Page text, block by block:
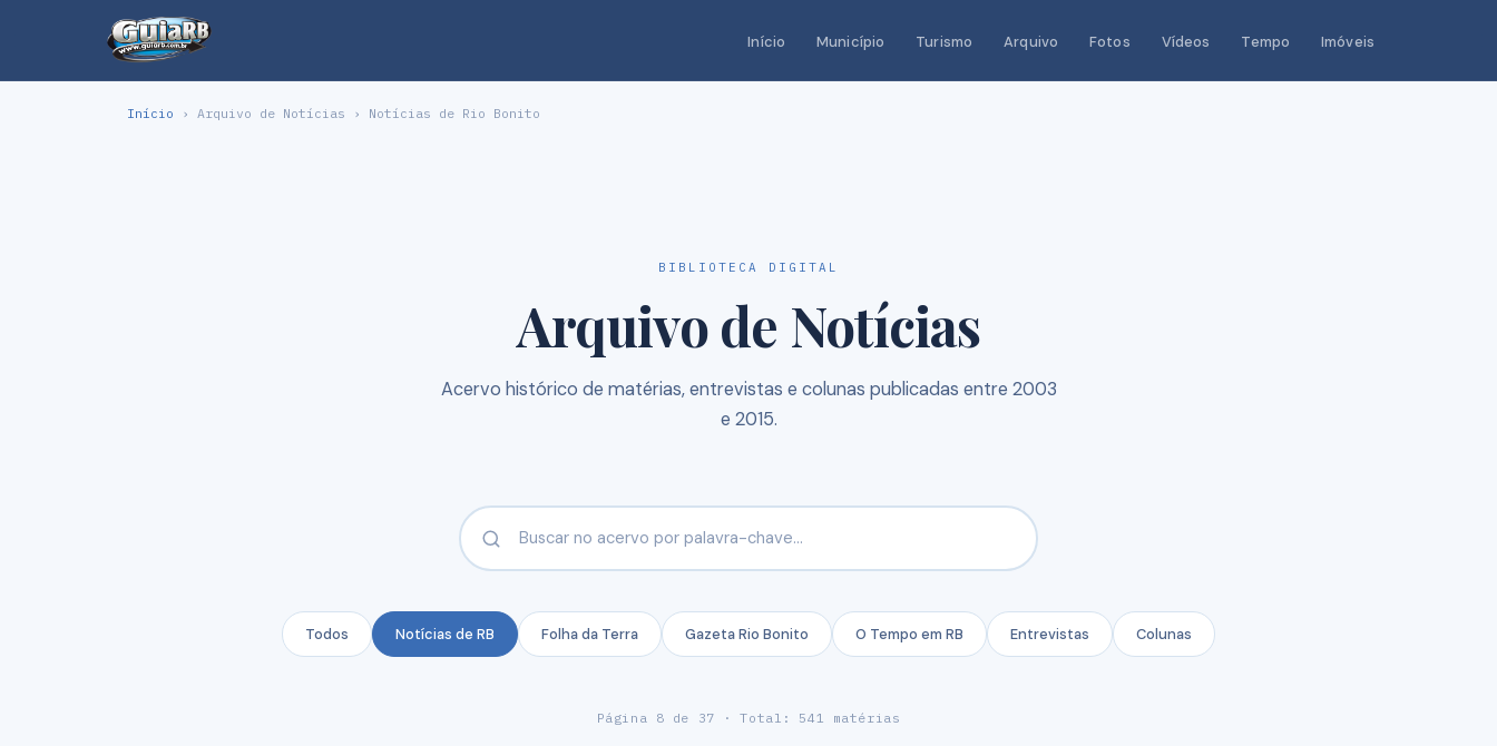
Início Município Turismo Arquivo Fotos Vídeos Tempo Imóveis
Início › Arquivo de Notícias › Notícias de Rio Bonito
BIBLIOTECA DIGITAL
Arquivo de Notícias
Acervo histórico de matérias, entrevistas e colunas publicadas entre 2003
e 2015.
Todos Notícias de RB Folha da Terra Gazeta Rio Bonito O Tempo em RB Entrevistas Colunas
Página 8 de 37 · Total: 541 matérias